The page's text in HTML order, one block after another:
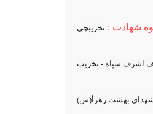
شهادت : تخریبچی
اشرف سپاه - تخریب
شهدای بهشت زهرأ(س)